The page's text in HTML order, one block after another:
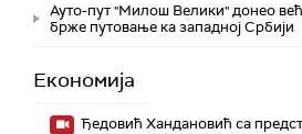
Ауто-пут "Милош Велики" донео
брже путовање ка западној Србији
Економија
Ђедовић Хандановић са